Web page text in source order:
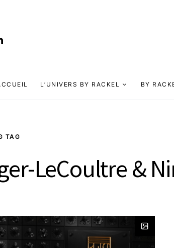
L’UNIVERS BY RACKEL BY
TAG
LeCoultre &